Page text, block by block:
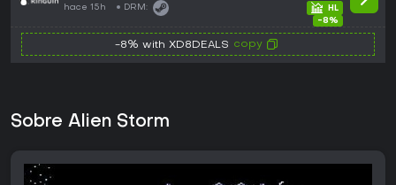
hace 15h DRM:
-8%
-8% with XD8DEALS copy
Sobre Alien Storm